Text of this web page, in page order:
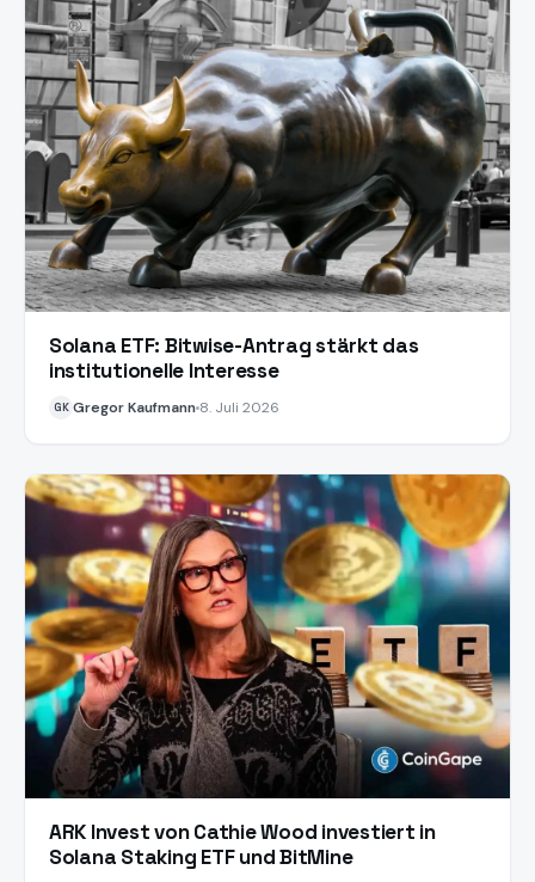
Solana ETF: Bitwise-Antrag stärkt das
institutionelle Interesse
GK Gregor Kaufmann 8. Juli 2026
ARK Invest von Cathie Wood investiert in
Solana Staking ETF und BitMine